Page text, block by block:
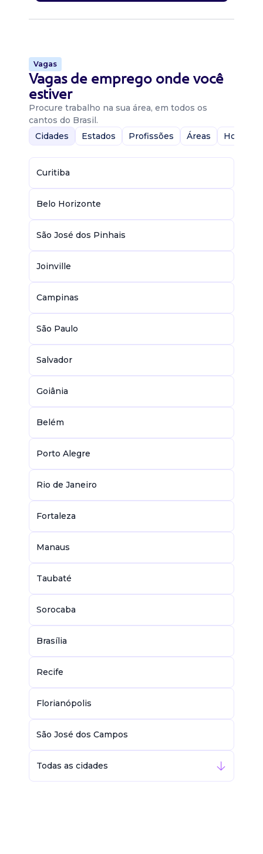
Vagas
Vagas de emprego onde você
estiver
Procure trabalho na sua área, em todos os
cantos do Brasil.
Cidades
Estados Profissões Áreas Home-
Curitiba
Belo Horizonte
São José dos Pinhais
Joinville
Campinas
São Paulo
Salvador
Goiânia
Belém
Porto Alegre
Rio de Janeiro
Fortaleza
Manaus
Taubaté
Sorocaba
Brasília
Recife
Florianópolis
São José dos Campos
Todas as cidades